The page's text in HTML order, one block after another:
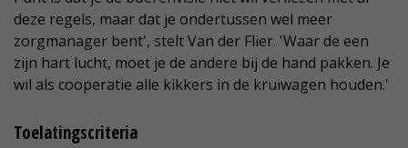
deze regels, maar dat je ondertussen wel meer
zorgmanager bent', stelt Van der Flier. 'Waar de een
zijn hart lucht, moet je de andere bij de hand pakken. Je
wil als coöperatie alle kikkers in de kruiwagen houden.'
Toelatingscriteria